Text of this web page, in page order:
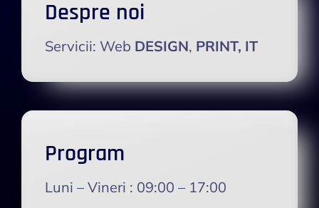
Despre noi
Servicii: Web DESIGN, PRINT, IT
Program
Luni – Vineri : 09:00 – 17:00